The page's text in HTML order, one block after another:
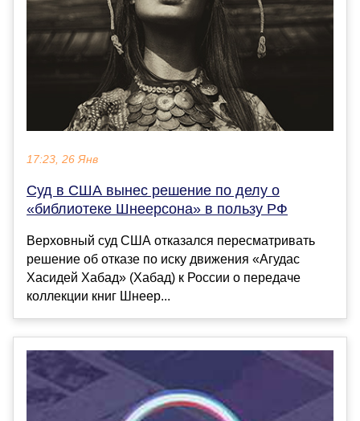
17:23, 26 Янв
Суд в США вынес решение по делу о
«библиотеке Шнеерсона» в пользу РФ
Верховный суд США отказался пересматривать
решение об отказе по иску движения «Агудас
Хасидей Хабад» (Хабад) к России о передаче
коллекции книг Шнеер...